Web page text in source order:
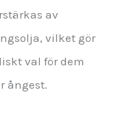
av
vilket gör
val för dem
ångest.